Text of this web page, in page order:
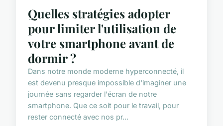
Quelles stratégies adopter
pour limiter l'utilisation de
votre smartphone avant de
dormir ?
Dans notre monde moderne hyperconnecté, il
est devenu presque impossible d'imaginer une
journée sans regarder l'écran de notre
smartphone. Que ce soit pour le travail, pour
rester connecté avec nos pr...